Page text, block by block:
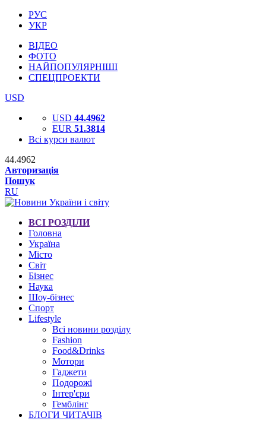
РУС
УКР
ВІДЕО
ФОТО
НАЙПОПУЛЯРНІШІ
СПЕЦПРОЕКТИ
USD
USD 44.4962
EUR 51.3814
Всі курси валют
44.4962
Авторизація
Пошук
RU
ВСІ РОЗДІЛИ
Головна
Україна
Місто
Світ
Бізнес
Наука
Шоу-бізнес
Спорт
Lifestyle
Всі новини розділу
Fashion
Food&Drinks
Мотори
Гаджети
Подорожі
Інтер'єри
Гемблінг
БЛОГИ ЧИТАЧІВ